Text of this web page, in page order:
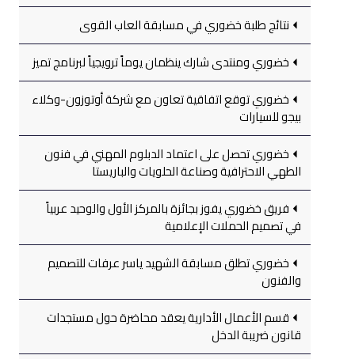
نتائج طلبة خضوري في مسابقة العاب القوى
خضوري ومنتدى شارك ينظمان يوماً ترويجياً لبرنامج تميز
خضوري توقع اتفاقية تعاون مع شركة أوتوزون-وكلاء
بيجو للسيارات
خضوري تحصل على اعتماد الدبلوم المهني في فنون
الطهي الاحترافية وصناعة الحلويات والباريستا
فريق خضوري يفوز بجائزة بالمركز الأول والوحيد عربياً
في تصميم الحملات الإعلامية
خضوري تطلق مسابقة الشهيد ياسر عرفات للتصميم
والفنون
قسم الأعمال الأدارية يعقد محاضرة حول مستجدات
قانون ضريبة الدخل